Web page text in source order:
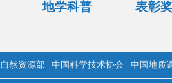
地学科普 表彰
自然资源部 中国科学技术协会 中国地质